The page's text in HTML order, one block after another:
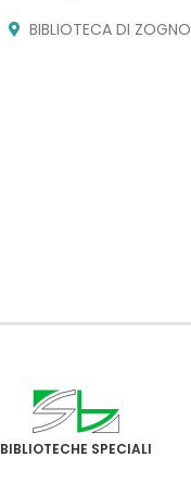
BIBLIOTECA DI ZOGNO
BIBLIOTECHE SPECIALI